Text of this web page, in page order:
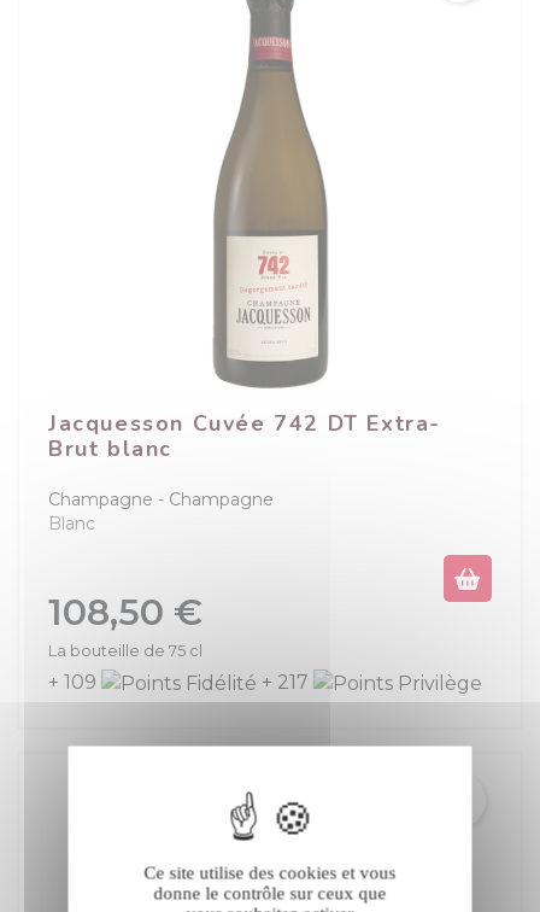
Jacquesson Cuvée 742 DT Extra-
Brut blanc
Champagne
Champagne
Blanc
Prix
108,50 €
La bouteille de 75 cl
+ 109 + 217
Ce site utilise des cookies et vous
donne le contrôle sur ceux que